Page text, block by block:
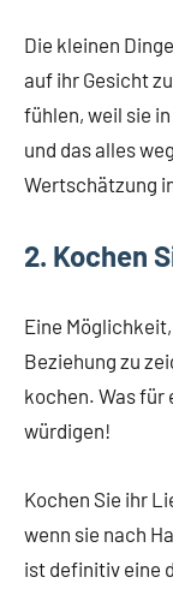
Die kleinen
auf ihr Gesicht
fühlen, weil sie
und das alles
Wertschätzung
2. Kochen
Eine
Beziehung zu
kochen. Was für
würdigen!
Kochen Sie ihr
wenn sie nach
ist definitiv eine